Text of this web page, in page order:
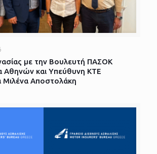
με την Βουλευτή ΠΑΣΟΚ
Αθηνών και Υπεύθυνη ΚΤΕ
Μιλένα Αποστολάκη